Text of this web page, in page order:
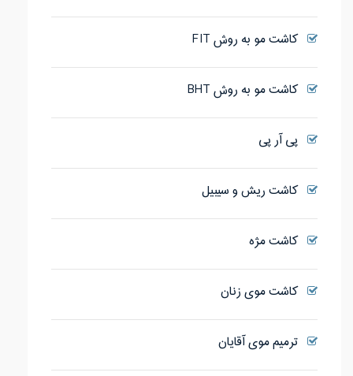
کاشت مو به روش FIT
کاشت مو به روش BHT
پی آر پی
کاشت ریش و سیبیل
کاشت مژه
کاشت موی زنان
ترمیم موی آقایان